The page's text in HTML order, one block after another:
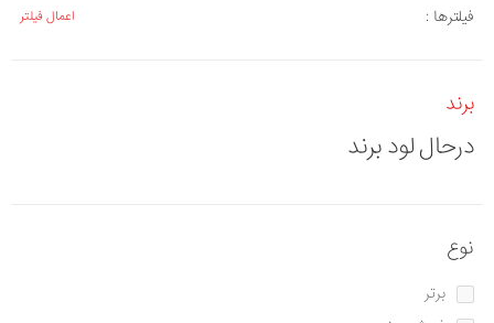
فیلترها : اعمال فیلتر
برند
درحال لود برند
نوع
برتر